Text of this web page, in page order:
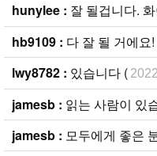
hunylee : 잘 될겁니다.
hb9109 : 다 잘 될 거에요!
lwy8782 : 있습니다 (
jamesb : 읽는 사람이 있
jamesb : 모두에게 좋은